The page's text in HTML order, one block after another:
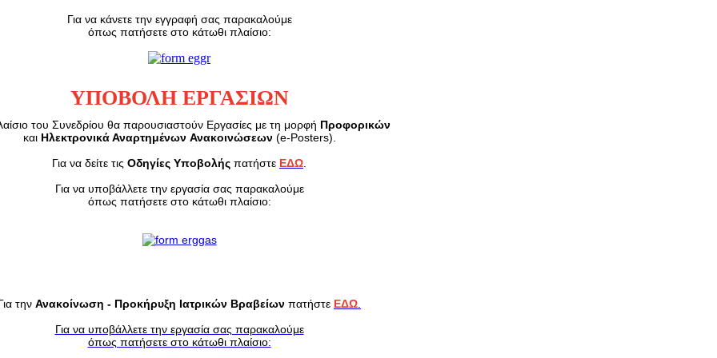
Για να κάνετε την εγγραφή σας παρακαλούμε
όπως πατήσετε στο κάτωθι πλαίσιο:
‍ΥΠΟΒΟΛΗ ΕΡΓΑΣΙΩΝ
του Συνεδρίου θα παρουσιαστούν Εργασίες με τη μορφή Προφορικών
και Ηλεκτρονικά Αναρτημένων Ανακοινώσεων(e-Posters).
Για να δείτε τις Οδηγίες Υποβολής πατήστε ΕΔΩ
Για να υποβάλλετε την εργασία σας παρακαλούμε
όπως πατήσετε στο κάτωθι πλαίσιο:
την Ανακοίνωση - Προκήρυξη Ιατρικών Βραβείων πατήστε ΕΔΩ
Για να υποβάλλετε την εργασία σας παρακαλούμε
όπως πατήσετε στο κάτωθι πλαίσιο: